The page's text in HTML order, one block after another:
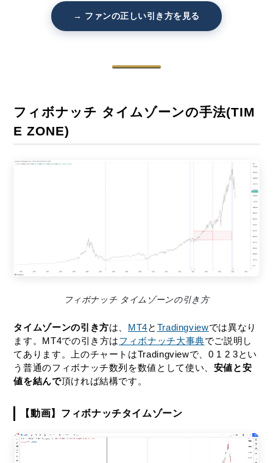
→ ファンの正しい引き方を見る
フィボナッチ タイムゾーンの手法(TIM
E ZONE)
フィボナッチ タイムゾーンの引き方
タイムゾーンの引き方は、 MT4と Tradingviewでは異なり
ます。MT4での引き方はフィボナッチ大事典でご説明し
てあります。上のチャートはTradingviewで、0 1 2 3とい
う普通のフィボナッチ数列を数値として使い、 安値と安
値を結んで頂ければ結構です。
【動画】フィボナッチタイムゾーン